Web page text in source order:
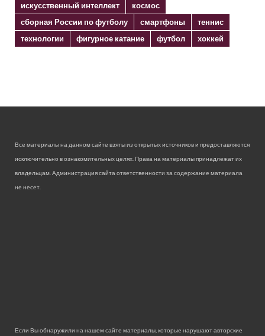
искусственный интеллект
космос
сборная России по футболу
смартфоны
теннис
технологии
фигурное катание футбол хоккей
Все материалы на данном сайте взяты из открытых источников и предоставляются
исключительно в ознакомительных целях. Права на материалы принадлежат их
владельцам. Администрация сайта ответственности за содержание материала
не несет.
Если Вы обнаружили на нашем сайте материалы, которые нарушают авторские